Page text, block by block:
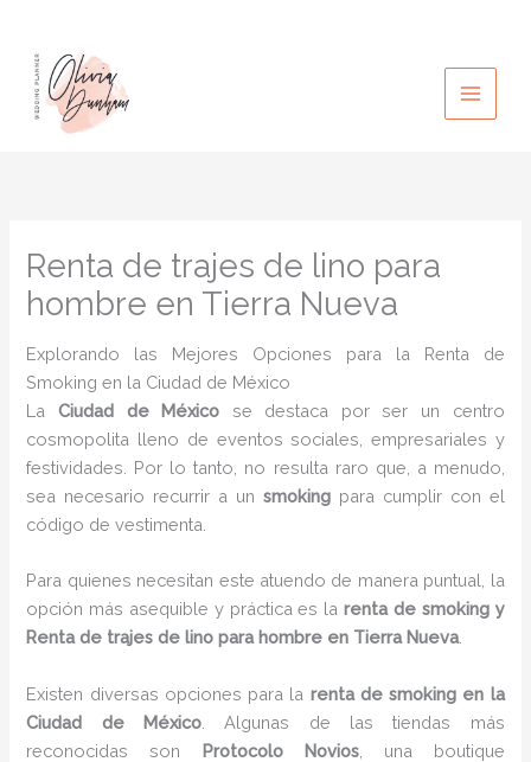
contenido
Renta de trajes de lino para
hombre en Tierra Nueva
Explorando las Mejores Opciones para la Renta de
Smoking en la Ciudad de México
LaCiudad de México se destaca por ser un centro
cosmopolita lleno de eventos sociales, empresariales y
festividades. Por lo tanto, no resulta raro que, a menudo,
sea necesario recurrir a un smokingpara cumplir con el
código de vestimenta.
Para quienes necesitan este atuendo de manera puntual, la
opción más asequible y práctica es larenta de smoking y
Renta de trajes de lino para hombre en Tierra Nueva.
Existen diversas opciones para la renta de smoking en la
Ciudad de México . Algunas de las tiendas más
reconocidas son Protocolo Novios, una boutique